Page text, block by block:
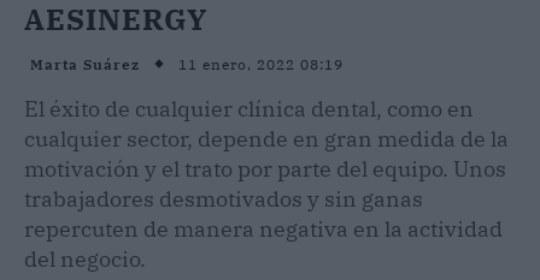
AESINERGY
Marta Suárez 11 enero, 2022 08:19
El éxito de cualquier clínica dental, como en
cualquier sector, depende en gran medida de la
motivación y el trato por parte del equipo. Unos
trabajadores desmotivados y sin ganas
repercuten de manera negativa en la actividad
del negocio.